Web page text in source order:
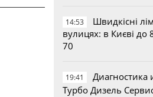
14:53
Швидкісні
вулицях: в Києві до
70
19:41
Диагностика
Турбо Дизель